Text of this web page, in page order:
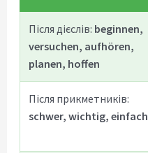
Після дієслів: beginnen,
versuchen, aufhören,
planen, hoffen
Після прикметників:
schwer, wichtig, einfach